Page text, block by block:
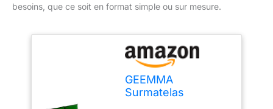
besoins, que ce soit en format simple ou sur mesure.
GEEMMA
Surmatelas